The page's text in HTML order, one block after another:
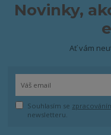
Novinky,
Ať vám
Souhlasím se
newsletteru.